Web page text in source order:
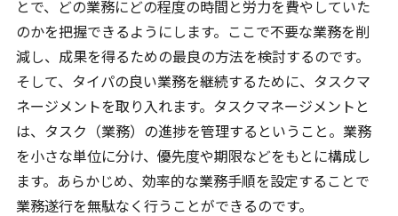
とで、どの業務にどの程度の時間と労力を費やしていた
のかを把握できるようにします。ここで不要な業務を削
減し、成果を得るための最良の方法を検討するのです。
そして、タイパの良い業務を継続するために、タスクマ
ネージメントを取り入れます。タスクマネージメントと
は、タスク（業務）の進捗を管理するということ。業務
を小さな単位に分け、優先度や期限などをもとに構成し
ます。あらかじめ、効率的な業務手順を設定することで
業務遂行を無駄なく行うことができるのです。